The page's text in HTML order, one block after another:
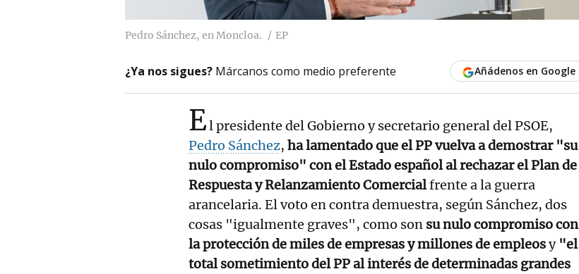
Pedro Sánchez, en Moncloa. EP
¿Ya nos sigues? Márcanos como medio preferente Añádenos en Google
El presidente del Gobierno y secretario general del PSOE,
Pedro Sánchez, ha lamentado que el PP vuelva a demostrar "su
nulo compromiso" con el Estado español al rechazar el Plan de
Respuesta y Relanzamiento Comercialfrente a la guerra
arancelaria. El voto en contra demuestra, según Sánchez, dos
cosas "igualmente graves", como son su nulo compromiso con
la protección de miles de empresas y millones de empleosy"el
total sometimiento del PP al interés de determinadas grandes